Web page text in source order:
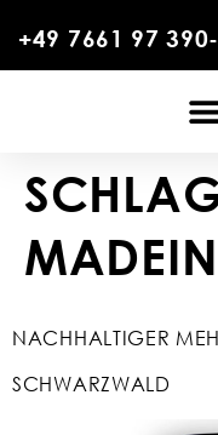
+49 7661 97
NACHHALTIGER
SCHWARZWALD